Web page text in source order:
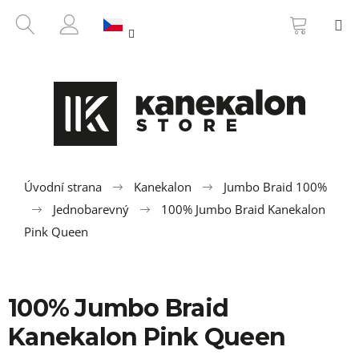
HLEDAT
PŘIHLÁŠENÍ
KOŠÍK
Úvodní strana Kanekalon
Jumbo Braid 100%
Jednobarevný
100% Jumbo Braid Kanekalon
Pink Queen
100% Jumbo Braid
Kanekalon Pink Queen
ZPĚT
ZPĚT
b
e
t
e